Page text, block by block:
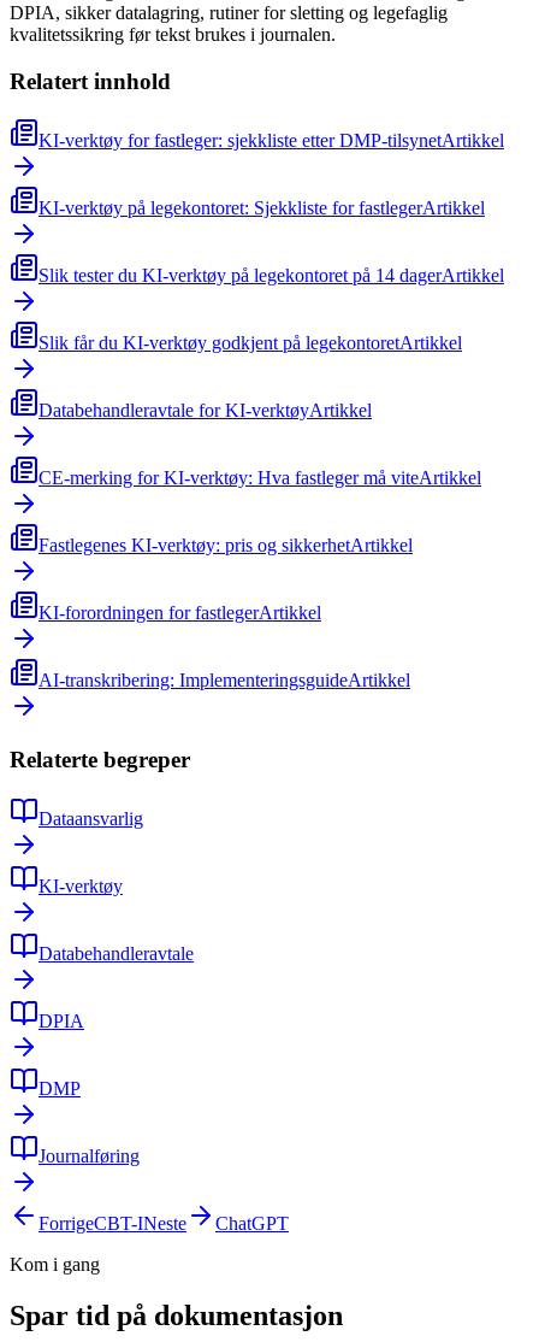
DPIA, sikker datalagring, rutiner for sletting og legefaglig
kvalitetssikring før tekst brukes i journalen.
Relatert innhold
KI-verktøy for fastleger: sjekkliste etter DMP-tilsynetArtikkel
KI-verktøy på legekontoret: Sjekkliste for fastlegerArtikkel
Slik tester du KI-verktøy på legekontoret på 14 dagerArtikkel
Slik får du KI-verktøy godkjent på legekontoretArtikkel
Databehandleravtale for KI-verktøyArtikkel
CE-merking for KI-verktøy: Hva fastleger må viteArtikkel
Fastlegenes KI-verktøy: pris og sikkerhetArtikkel
KI-forordningen for fastlegerArtikkel
AI-transkribering: ImplementeringsguideArtikkel
Relaterte begreper
Dataansvarlig
KI-verktøy
Databehandleravtale
DPIA
DMP
Journalføring
ForrigeCBT-INeste
ChatGPT
Kom i gang
Spar tid på dokumentasjon